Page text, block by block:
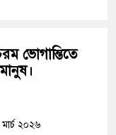
ভোগান্তিতে
২০২৬